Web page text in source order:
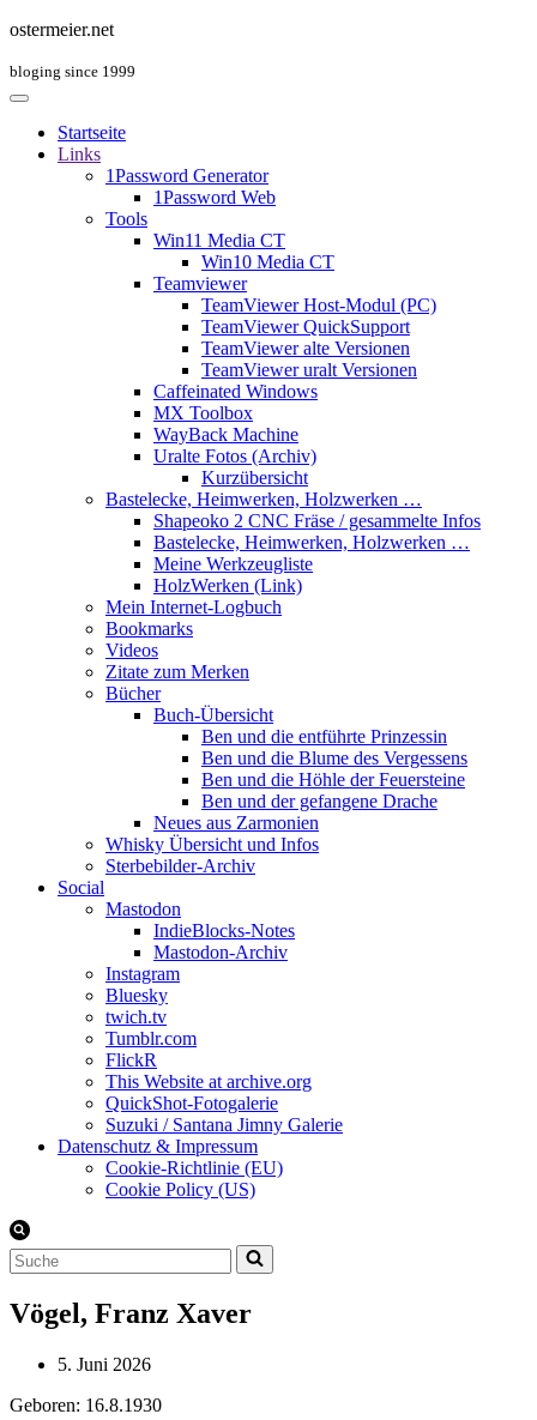
ostermeier.net
bloging since 1999
Startseite
Links
1Password Generator
1Password Web
Tools
Win11 Media CT
Win10 Media CT
Teamviewer
TeamViewer Host-Modul (PC)
TeamViewer QuickSupport
TeamViewer alte Versionen
TeamViewer uralt Versionen
Caffeinated Windows
MX Toolbox
WayBack Machine
Uralte Fotos (Archiv)
Kurzübersicht
Bastelecke, Heimwerken, Holzwerken …
Shapeoko 2 CNC Fräse / gesammelte Infos
Bastelecke, Heimwerken, Holzwerken …
Meine Werkzeugliste
HolzWerken (Link)
Mein Internet-Logbuch
Bookmarks
Videos
Zitate zum Merken
Bücher
Buch-Übersicht
Ben und die entführte Prinzessin
Ben und die Blume des Vergessens
Ben und die Höhle der Feuersteine
Ben und der gefangene Drache
Neues aus Zarmonien
Whisky Übersicht und Infos
Sterbebilder-Archiv
Social
Mastodon
IndieBlocks-Notes
Mastodon-Archiv
Instagram
Bluesky
twich.tv
Tumblr.com
FlickR
This Website at archive.org
QuickShot-Fotogalerie
Suzuki / Santana Jimny Galerie
Datenschutz & Impressum
Cookie-Richtlinie (EU)
Cookie Policy (US)
Suchen
nach …
Vögel, Franz Xaver
5. Juni 2026
Geboren: 16.8.1930